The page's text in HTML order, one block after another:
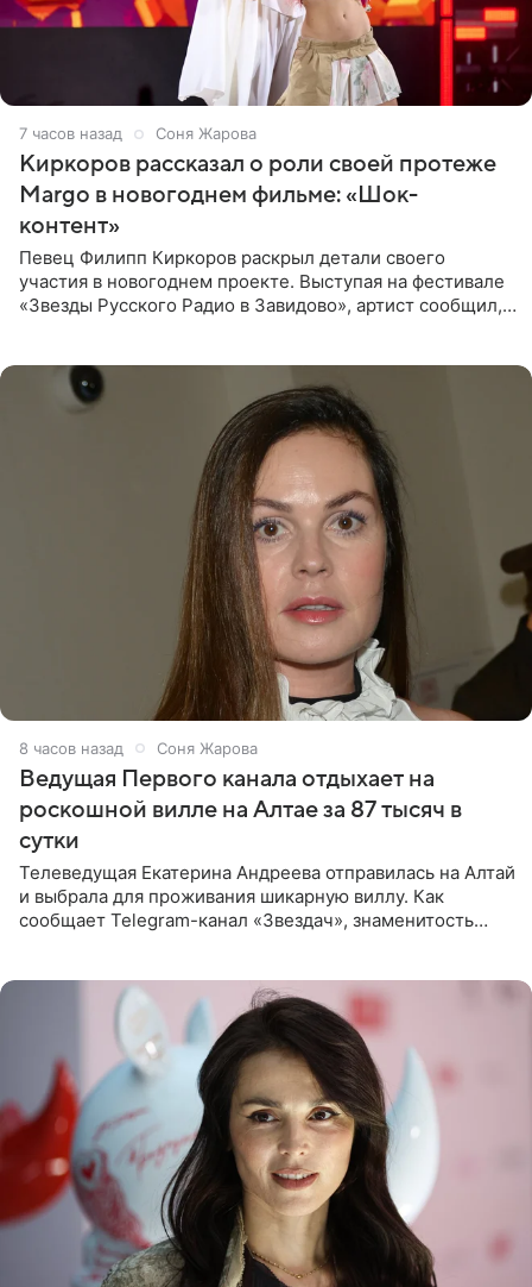
7 часов назад Соня Жарова
Киркоров рассказал о роли своей протеже
Margo в новогоднем фильме: «Шок-
контент»
Певец Филипп Киркоров раскрыл детали своего
участия в новогоднем проекте. Выступая на фестивале
«Звезды Русского Радио в Завидово», артист сообщил,
8 часов назад Соня Жарова
Ведущая Первого канала отдыхает на
роскошной вилле на Алтае за 87 тысяч в
сутки
Телеведущая Екатерина Андреева отправилась на Алтай
и выбрала для проживания шикарную виллу. Как
сообщает Telegram-канал «Звездач», знаменитость